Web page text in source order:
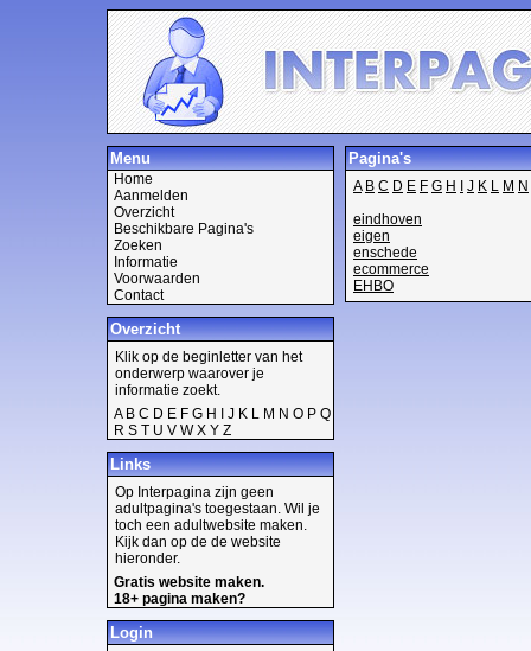
Menu
Home
Aanmelden
Overzicht
Beschikbare Pagina's
Zoeken
Informatie
Voorwaarden
Contact
Overzicht
Klik op de beginletter van het
onderwerp waarover je
informatie zoekt.
A B C D E F G H J K L M N O P Q
R S T U V W X Y Z
Links
Op Interpagina zijn geen
adultpagina's toegestaan. Wil je
toch een adultwebsite maken.
Kijk dan op de de website
hieronder.
Gratis website maken.
18+ pagina maken?
Login
Pagina's
A B C D E F G H J K L M N
eindhoven
eigen
enschede
ecommerce
EHBO